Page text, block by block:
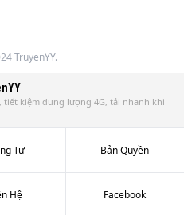
TruyenYY.
kiệm dung lượng 4G, tải nhanh khi
Tư Bản Quyền
Hệ Facebook